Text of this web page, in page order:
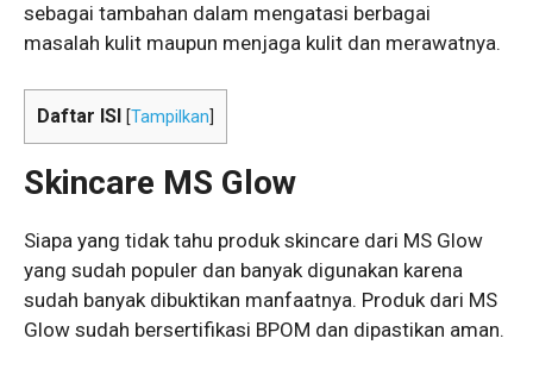
sebagai tambahan dalam mengatasi berbagai
masalah kulit maupun menjaga kulit dan merawatnya.
Daftar ISI [Tampilkan
Skincare MS Glow
Siapa yang tidak tahu produk skincare dari MS Glow
yang sudah populer dan banyak digunakan karena
sudah banyak dibuktikan manfaatnya. Produk dari MS
Glow sudah bersertifikasi BPOM dan dipastikan aman.